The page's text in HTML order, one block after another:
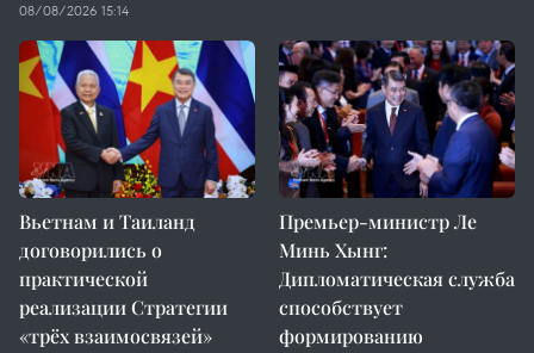
08/08/2026 15:14
Вьетнам и Таиланд
договорились о
практической
реализации Стратегии
«трёх взаимосвязей»
Премьер-министр Ле
Минь Хынг:
Дипломатическая служба
способствует
формированию